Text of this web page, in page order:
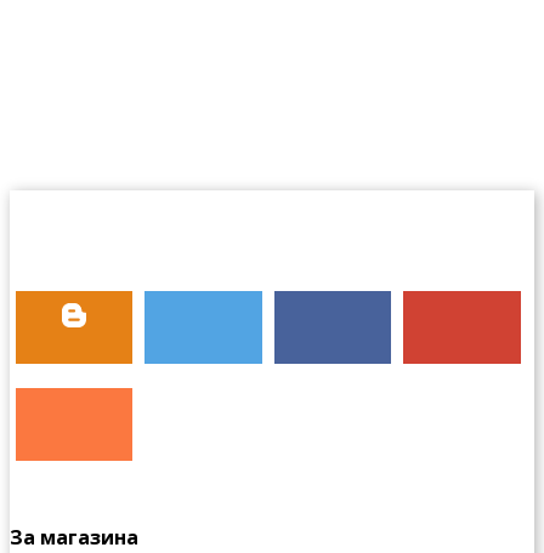
За магазина